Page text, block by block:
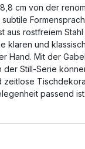
cm von der
aus rostfreiem
klaren und
Hand. Mit der
der Still-Serie
zeitlose
passend ist.